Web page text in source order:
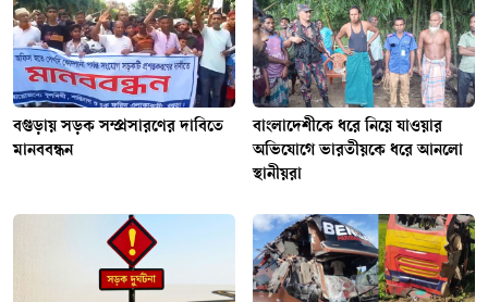
বগুড়ায় সড়ক সম্প্রসারণের দাবিতে
মানববন্ধন
বাংলাদেশীকে ধরে নিয়ে যাওয়ার
অভিযোগে ভারতীয়কে ধরে আনলো
স্থানীয়রা